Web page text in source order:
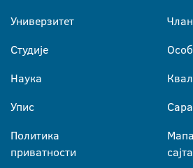
Универзитет
Студије
Наука
Упис
Политика
приватности
Мапа
сајта